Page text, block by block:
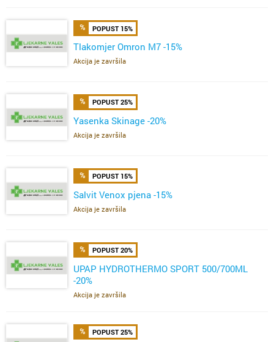
POPUST 15%
Tlakomjer Omron M7 -15%
Akcija je završila
POPUST 25%
Yasenka Skinage -20%
Akcija je završila
POPUST 15%
Salvit Venox pjena -15%
Akcija je završila
POPUST 20%
UPAP HYDROTHERMO SPORT 500/700ML
-20%
Akcija je završila
POPUST 25%